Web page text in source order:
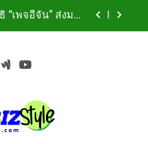
สำคัญ
เพจอีจัน” ส่งมอบ
เรียนแห่งความหวัง
อน ESG Tourism
ารท่องเที่ยวไทย
งยุทธศาสตร์ระดับ
เกมมิ่งโฟน สู่ไลฟ์
มุดแลนมาร์คใหม่
จุดเริ่มต้นครั้ง